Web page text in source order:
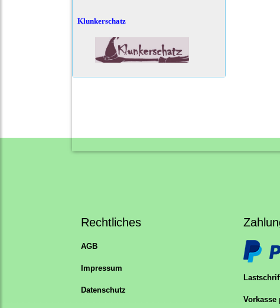
Klunkerschatz
Rechtliches
AGB
Impressum
Datenschutz
Vorkasse